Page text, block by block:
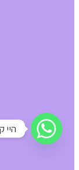
היי